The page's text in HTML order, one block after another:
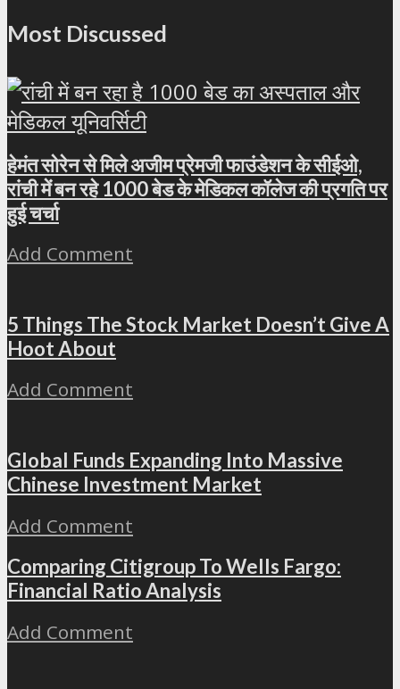
Most Discussed
हेमंत सोरेन से मिले अजीम प्रेमजी फाउंडेशन के सीईओ,
रांची में बन रहे 1000 बेड के मेडिकल कॉलेज की प्रगति पर
हुई चर्चा
Add Comment
5 Things The Stock Market Doesn’t Give A
Hoot About
Add Comment
Global Funds Expanding Into Massive
Chinese Investment Market
Add Comment
Comparing Citigroup To Wells Fargo:
Financial Ratio Analysis
Add Comment